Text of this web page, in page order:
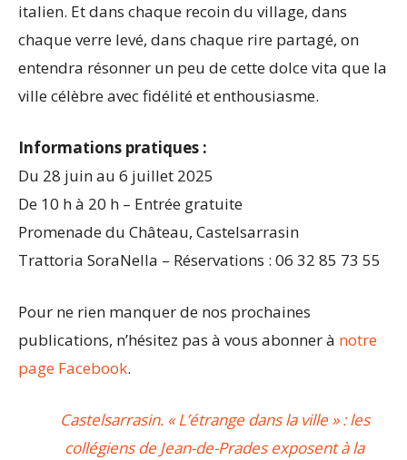
italien. Et dans chaque recoin du village, dans
chaque verre levé, dans chaque rire partagé, on
entendra résonner un peu de cette dolce vita que la
ville célèbre avec fidélité et enthousiasme.
Informations pratiques :
Du 28 juin au 6 juillet 2025
De 10 h à 20 h – Entrée gratuite
Promenade du Château, Castelsarrasin
Trattoria SoraNella – Réservations : 06 32 85 73 55
Pour ne rien manquer de nos prochaines
publications, n’hésitez pas à vous abonner à notre
page Facebook.
Castelsarrasin. « L’étrange dans la ville » : les
collégiens de Jean-de-Prades exposent à la